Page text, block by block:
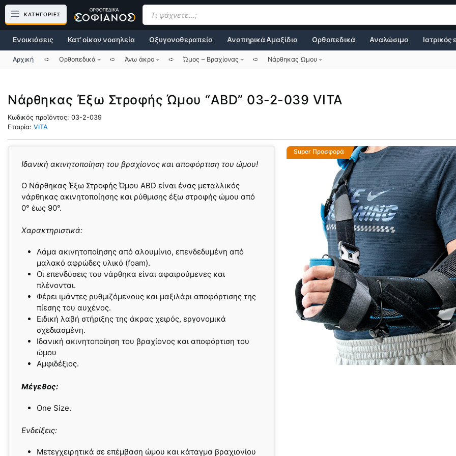
Μετάβαση
περιεχόμενο
ΚΑΤΗΓΟΡΙΕΣ
Products
search
Κατ’ οίκον νοσηλεία Οξυγονοθεραπεία Αναπηρικά Αμαξίδια
Ενοικιάσεις Ορθοπεδικά Αναλώσιμα Ιατρικός
Αρχική ➪ Ορθοπεδικά ➪ Άνω άκρο ➪ Ώμος – Βραχίονας ➪ Νάρθηκας Ώμου
Νάρθηκας Έξω Στροφής Ώμου “ABD” 03-2-039 VITA
Κωδικός προϊόντος: 03-2-039
Εταιρία: VITA
Ιδανική ακινητοποίηση του βραχίονος και αποφόρτιση του ώμου!
Ο Νάρθηκας Έξω Στροφής Ώμου ABD είναι ένας μεταλλικός
νάρθηκας ακινητοποίησης και ρύθμισης έξω στροφής ώμου από
0° έως 90°.
Χαρακτηριστικά:
Λάμα ακινητοποίησης από αλουμίνιο, επενδεδυμένη από
μαλακό αφρώδες υλικό (foam).
Οι επενδύσεις του νάρθηκα είναι αφαιρούμενες και
πλένονται.
Φέρει ιμάντες ρυθμιζόμενoυς και μαξιλάρι αποφόρτισης της
πίεσης του αυχένος.
Ειδική λαβή στήριξης της άκρας χειρός, εργονομικά
σχεδιασμένη.
Ιδανική ακινητοποίηση του βραχίονος και αποφόρτιση του
ώμου
Αμφιδέξιος.
Μέγεθος:
One Size.
Ενδείξεις:
Μετεγχειρητικά σε επέμβαση ώμου και κάταγμα βραχιονίου
Super Προσφορά